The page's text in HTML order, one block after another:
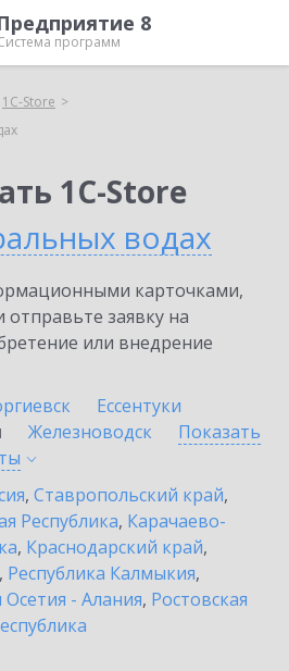
8
программ
1C-Store
1C-Store
водах
карточками,
заявку на
или внедрение
Ессентуки
Железноводск
Показать
, Ставропольский край,
Республика, Карачаево-
, Краснодарский край,
, Республика Калмыкия,
Осетия - Алания, Ростовская